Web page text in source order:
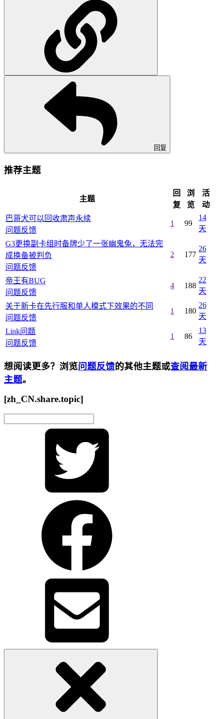
回复
推荐主题
主题
回
复
浏
览
活
动
巴哥犬可以回收肃声永续
问题反馈
1 99
14
天
G3更换副卡组时备牌少了一张幽鬼兔，无法完
成换备被判负
问题反馈
2 177
26
天
帝王有BUG
问题反馈
4 188
22
天
关于新卡在先行服和单人模式下效果的不同
问题反馈
1 180
26
天
Link问题
问题反馈
1 86
13
天
想阅读更多？浏览问题反馈的其他主题或查阅最新
主题。
[zh_CN.share.topic]